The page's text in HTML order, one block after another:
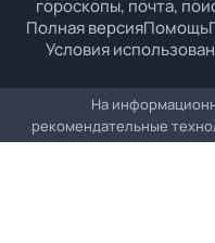
гороскопы, почта,
Полная версияПомощь
Условия
На
рекомендательные